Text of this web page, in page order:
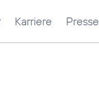
Karriere Presse